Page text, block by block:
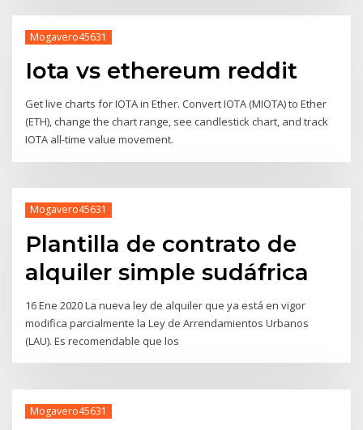
Mogavero45631
Iota vs ethereum reddit
Get live charts for IOTA in Ether. Convert IOTA (MIOTA) to Ether
(ETH), change the chart range, see candlestick chart, and track
IOTA all-time value movement.
Mogavero45631
Plantilla de contrato de
alquiler simple sudáfrica
16 Ene 2020 La nueva ley de alquiler que ya está en vigor
modifica parcialmente la Ley de Arrendamientos Urbanos
(LAU). Es recomendable que los
Mogavero45631